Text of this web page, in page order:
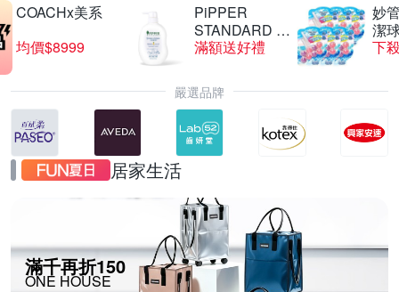
COACHx美系
均價$8999
PiPPER
STANDARD 沛
柏
滿額送好禮
妙
潔
下
嚴選品牌
居家生活
滿千再折150
ONE HOUSE